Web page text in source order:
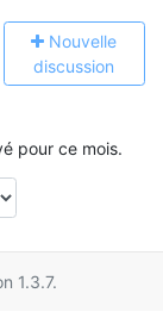
Nouvelle
discussion
pour ce mois.
1.3.7.